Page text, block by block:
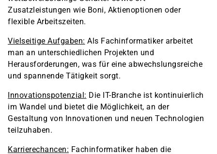
Zusatzleistungen wie Boni, Aktienoptionen oder
flexible Arbeitszeiten.
Vielseitige Aufgaben: Als Fachinformatiker arbeitet
man an unterschiedlichen Projekten und
Herausforderungen, was für eine abwechslungsreiche
und spannende Tätigkeit sorgt.
Innovationspotenzial: Die IT-Branche ist kontinuierlich
im Wandel und bietet die Möglichkeit, an der
Gestaltung von Innovationen und neuen Technologien
teilzuhaben.
Karrierechancen: Fachinformatiker haben die